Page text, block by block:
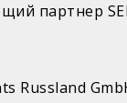
партнер
Russland